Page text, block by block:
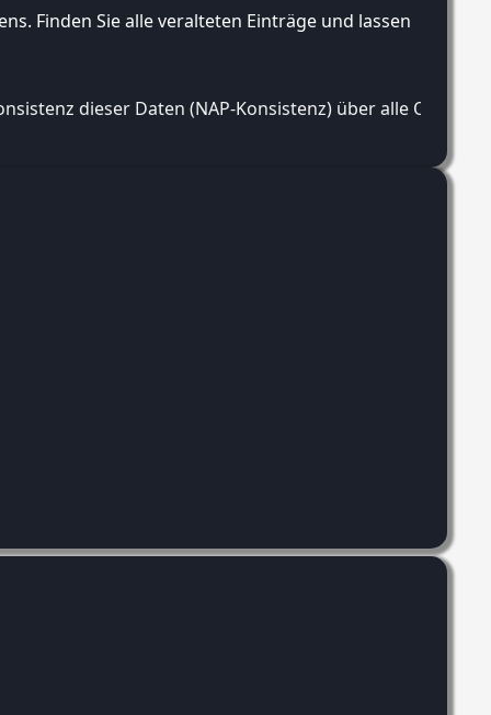
Finden Sie alle veralteten Einträge und lassen
dieser Daten (NAP-Konsistenz) über alle